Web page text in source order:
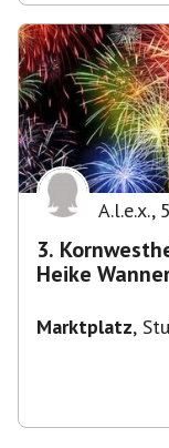
A.l.e.x.,
3.
Heike
Marktplatz,